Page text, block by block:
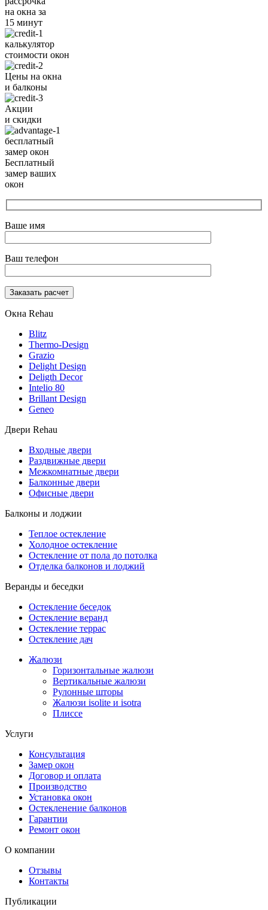
на окна за
15 минут
калькулятор
стоимости окон
Цены на окна
и балконы
Акции
и скидки
бесплатный
замер окон
Бесплатный
замер ваших
окон
Ваше имя
Ваш телефон
Окна Rehau
Blitz
Thermo-Design
Grazio
Delight Design
Deligth Decor
Intelio 80
Brillant Design
Geneo
Двери Rehau
Входные двери
Раздвижные двери
Межкомнатные двери
Балконные двери
Офисные двери
Балконы и лоджии
Теплое остекление
Холодное остекление
Остекление от пола до потолка
Отделка балконов и лоджий
Веранды и беседки
Остекление беседок
Остекление веранд
Остекление террас
Остекление дач
Жалюзи
Горизонтальные жалюзи
Вертикальные жалюзи
Рулонные шторы
Жалюзи isolite и isotra
Плиссе
Услуги
Консультация
Замер окон
Договор и оплата
Производство
Установка окон
Остекленение балконов
Гарантии
Ремонт окон
О компании
Отзывы
Контакты
Публикации